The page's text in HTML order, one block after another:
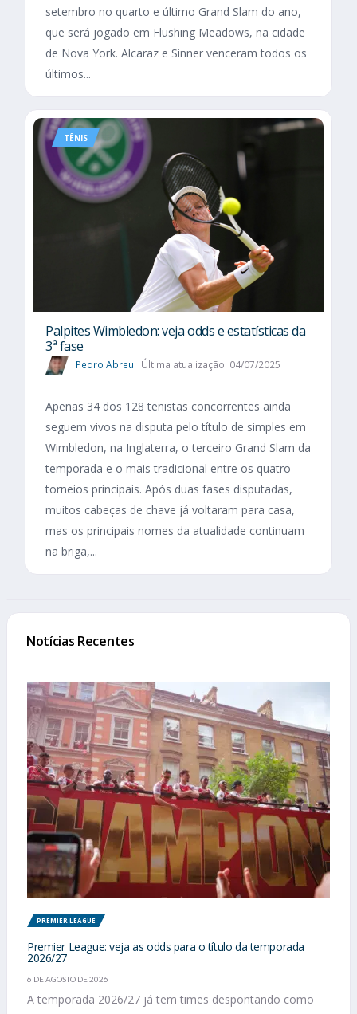
setembro no quarto e último Grand Slam do ano,
que será jogado em Flushing Meadows, na cidade
de Nova York. Alcaraz e Sinner venceram todos os
últimos...
TÊNIS
Palpites Wimbledon: veja odds e estatísticas da
3ª fase
Pedro Abreu Última atualização: 04/07/2025
Apenas 34 dos 128 tenistas concorrentes ainda
seguem vivos na disputa pelo título de simples em
Wimbledon, na Inglaterra, o terceiro Grand Slam da
temporada e o mais tradicional entre os quatro
torneios principais. Após duas fases disputadas,
muitos cabeças de chave já voltaram para casa,
mas os principais nomes da atualidade continuam
na briga,...
Notícias Recentes
PREMIER LEAGUE
Premier League: veja as odds para o título da temporada
2026/27
6 DE AGOSTO DE 2026
A temporada 2026/27 já tem times despontando como